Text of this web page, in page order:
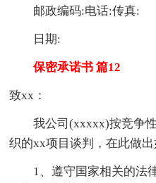
邮政编码:电话:传真:
日期:
保密承诺书 篇12
致xx：
我公司(xxxxx)按竞争性
织的xx项目谈判，在此做出
1、遵守国家相关的法